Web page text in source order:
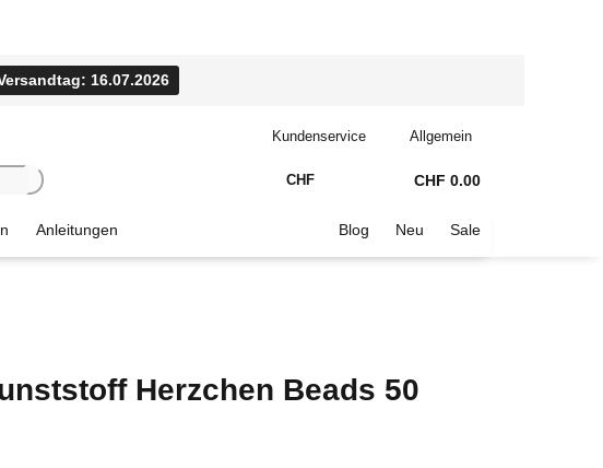
16.07.2026
Kundenservice Allgemein
CHF CHF 0.00
Anleitungen Blog Neu Sale
Herzchen Beads 50